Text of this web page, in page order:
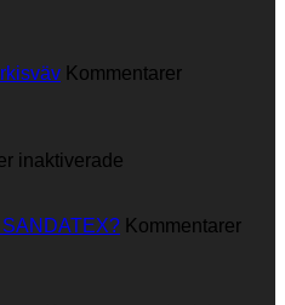
Kommentarer
inaktiverade
SANDATEX? Kommentarer